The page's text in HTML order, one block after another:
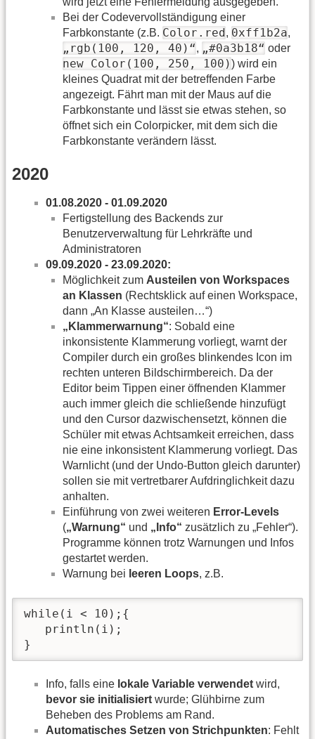
Bei der Codevervollständigung einer
Farbkonstante (z.B. Color.red, 0xff1b2a,
„rgb(100, 120, 40)“, „#0a3b18“ oder
new Color(100, 250, 100)) wird ein
kleines Quadrat mit der betreffenden Farbe
angezeigt. Fährt man mit der Maus auf die
Farbkonstante und lässt sie etwas stehen, so
öffnet sich ein Colorpicker, mit dem sich die
Farbkonstante verändern lässt.
2020
01.08.2020 - 01.09.2020
Fertigstellung des Backends zur
Benutzerverwaltung für Lehrkräfte und
Administratoren
09.09.2020 - 23.09.2020:
Möglichkeit zum Austeilen von Workspaces
an Klassen (Rechtsklick auf einen Workspace,
dann „An Klasse austeilen…“)
„Klammerwarnung“: Sobald eine
inkonsistente Klammerung vorliegt, warnt der
Compiler durch ein großes blinkendes Icon im
rechten unteren Bildschirmbereich. Da der
Editor beim Tippen einer öffnenden Klammer
auch immer gleich die schließende hinzufügt
und den Cursor dazwischensetzt, können die
Schüler mit etwas Achtsamkeit erreichen, dass
nie eine inkonsistent Klammerung vorliegt. Das
Warnlicht (und der Undo-Button gleich darunter)
sollen sie mit vertretbarer Aufdringlichkeit dazu
anhalten.
Einführung von zwei weiteren Error-Levels
(„Warnung“ und „Info“ zusätzlich zu „Fehler“).
Programme können trotz Warnungen und Infos
gestartet werden.
Warnung bei leeren Loops, z.B.
while(i < 10);{
   println(i);
}
Info, falls eine lokale Variable verwendet wird,
bevor sie initialisiert wurde; Glühbirne zum
Beheben des Problems am Rand.
Automatisches Setzen von Strichpunkten: Fehlt